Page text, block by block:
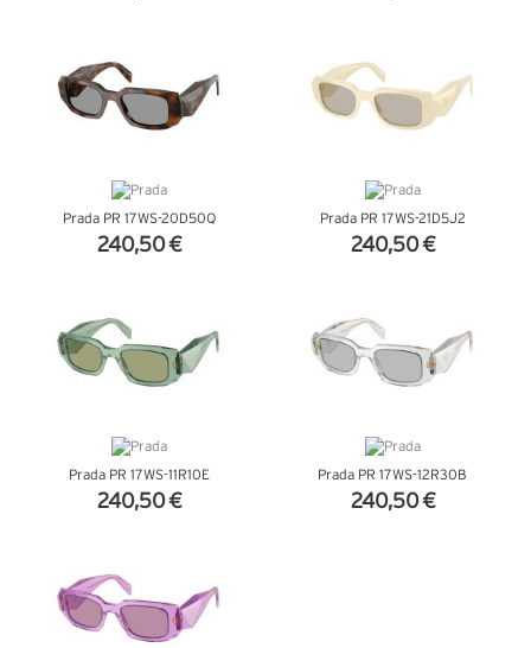
Prada PR 17WS-20D50Q
240,50 €
Prada PR 17WS-21D5J2
240,50 €
Prada PR 17WS-11R10E
240,50 €
Prada PR 17WS-12R30B
240,50 €